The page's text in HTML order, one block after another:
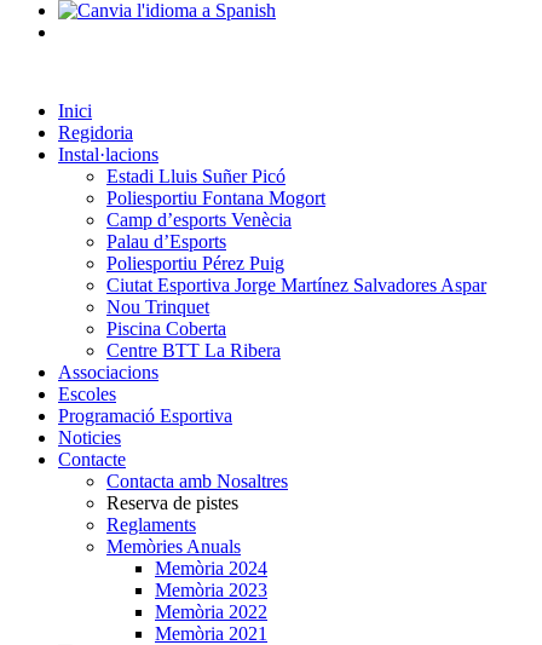
Inici
Regidoria
Instal·lacions
Estadi Lluis Suñer Picó
Poliesportiu Fontana Mogort
Camp d’esports Venècia
Palau d’Esports
Poliesportiu Pérez Puig
Ciutat Esportiva Jorge Martínez Salvadores Aspar
Nou Trinquet
Piscina Coberta
Centre BTT La Ribera
Associacions
Escoles
Programació Esportiva
Noticies
Contacte
Contacta amb Nosaltres
Reserva de pistes
Reglaments
Memòries Anuals
Memòria 2024
Memòria 2023
Memòria 2022
Memòria 2021